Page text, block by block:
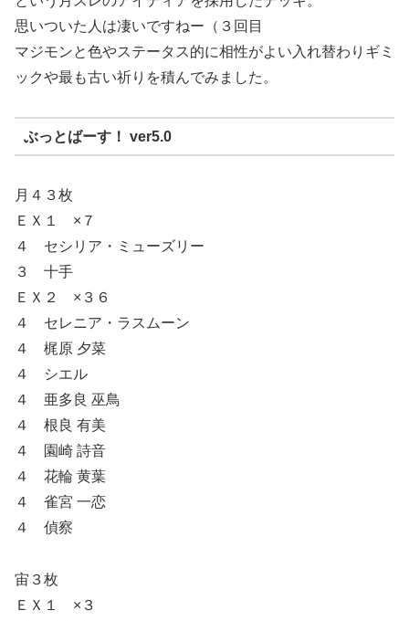
思いついた人は凄いですねー（３回目
マジモンと色やステータス的に相性がよい入れ替わりギミ
ックや最も古い祈りを積んでみました。
ぶっとばーす！ ver5.0
月４３枚
ＥＸ１ ×７
４ セシリア・ミューズリー
３ 十手
ＥＸ２ ×３６
４ セレニア・ラスムーン
４ 梶原 夕菜
４ シエル
４ 亜多良 巫鳥
４ 根良 有美
４ 園崎 詩音
４ 花輪 黄葉
４ 雀宮 一恋
４ 偵察
宙３枚
ＥＸ１ ×３